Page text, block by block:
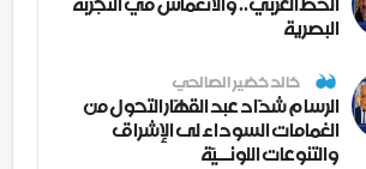
البصرية
خالد خضير الصالحي
الرسام شدّاد عبد القهّار التحول من
الغمامات السوداء لى الإشراق
والتنوعات اللونــيّة